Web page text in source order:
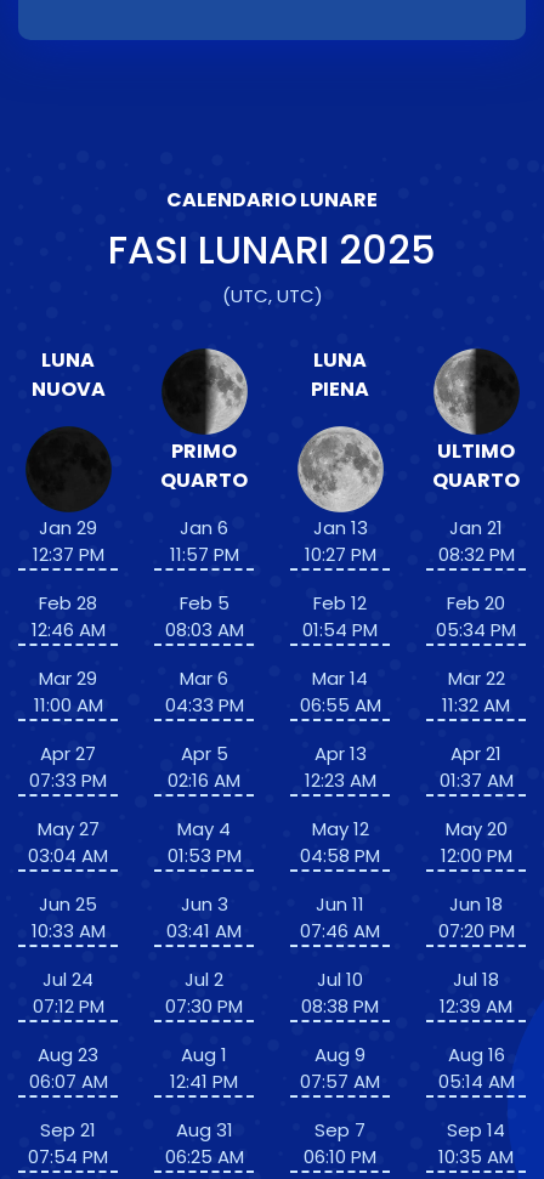
CALENDARIO LUNARE
FASI LUNARI 2025
(UTC, UTC)
LUNA
NUOVA
Jan 29
12:37 PM
Feb 28
12:46 AM
Mar 29
11:00 AM
Apr 27
07:33 PM
May 27
03:04 AM
Jun 25
10:33 AM
Jul 24
07:12 PM
Aug 23
06:07 AM
Sep 21
07:54 PM
PRIMO
QUARTO
Jan 6
11:57 PM
Feb 5
08:03 AM
Mar 6
04:33 PM
Apr 5
02:16 AM
May 4
01:53 PM
Jun 3
03:41 AM
Jul 2
07:30 PM
Aug 1
12:41 PM
Aug 31
06:25 AM
LUNA
PIENA
Jan 13
10:27 PM
Feb 12
01:54 PM
Mar 14
06:55 AM
Apr 13
12:23 AM
May 12
04:58 PM
Jun 11
07:46 AM
Jul 10
08:38 PM
Aug 9
07:57 AM
Sep 7
06:10 PM
ULTIMO
QUARTO
Jan 21
08:32 PM
Feb 20
05:34 PM
Mar 22
11:32 AM
Apr 21
01:37 AM
May 20
12:00 PM
Jun 18
07:20 PM
Jul 18
12:39 AM
Aug 16
05:14 AM
Sep 14
10:35 AM